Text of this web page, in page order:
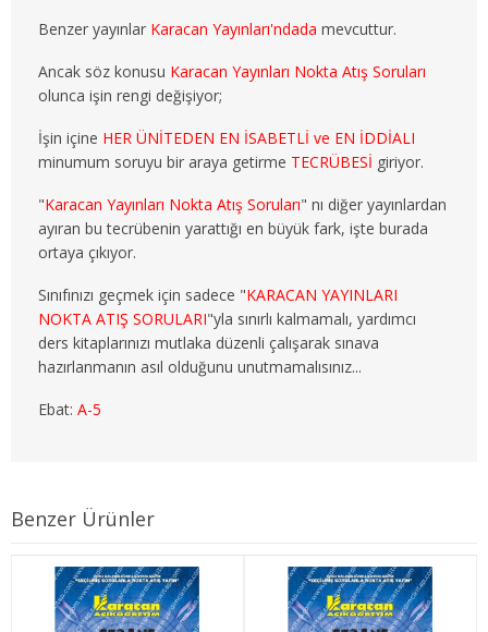
2. SINIF 3. YARIYIL ÇEKO
2. SINIF 4. YARIYIL ÇEKO
3. SINIF 6. YARIYIL ÇEKO
4. SINIF 7. YARIYIL ÇEKO
4. SINIF 8. YARIYIL ÇEKO
ULUSLARARASI İLİŞKİLER
1. SINIF 1. YARIYIL ULUSLARARASI İLŞ
1. SINIF 2. YARIYIL ULUSLARARASI İLŞ
2. SINIF 4. YARIYIL ULUSLARARASI İLŞ
3. SINIF 5. YARIYIL ULUSLARARASI İLŞ
3. SINIF 6. YARIYIL ULUSLARARASI İLŞ
Benzer yayınlar Karacan Yayınları'ndada mevcuttur.
Ancak söz konusu Karacan Yayınları Nokta Atış Soruları
olunca işin rengi değişiyor;
İşin içine HER ÜNİTEDEN EN İSABETLİ ve EN İDDİALI
minumum soruyu bir araya getirme TECRÜBESİ giriyor.
"Karacan Yayınları Nokta Atış Soruları" nı diğer yayınlardan
ayıran bu tecrübenin yarattığı en büyük fark, işte burada
ortaya çıkıyor.
Sınıfınızı geçmek için sadece "KARACAN YAYINLARI
NOKTA ATIŞ SORULARI"yla sınırlı kalmamalı, yardımcı
ders kitaplarınızı mutlaka düzenli çalışarak sınava
hazırlanmanın asıl olduğunu unutmamalısınız...
Ebat: A-5
Benzer Ürünler